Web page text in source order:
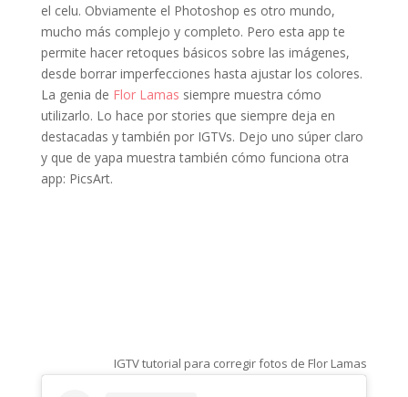
el celu. Obviamente el Photoshop es otro mundo,
mucho más complejo y completo. Pero esta app te
permite hacer retoques básicos sobre las imágenes,
desde borrar imperfecciones hasta ajustar los colores.
La genia de Flor Lamas siempre muestra cómo
utilizarlo. Lo hace por stories que siempre deja en
destacadas y también por IGTVs. Dejo uno súper claro
y que de yapa muestra también cómo funciona otra
app: PicsArt.
IGTV tutorial para corregir fotos de Flor Lamas